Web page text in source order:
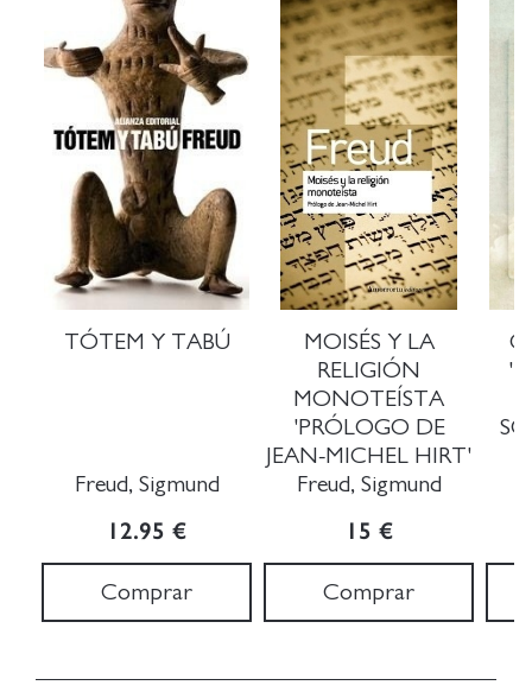
TÓTEM Y TABÚ
Freud, Sigmund
12.95 €
Comprar
MOISÉS Y LA
RELIGIÓN
MONOTEÍSTA
'PRÓLOGO DE
JEAN-MICHEL HIRT'
Freud, Sigmund
15 €
Comprar